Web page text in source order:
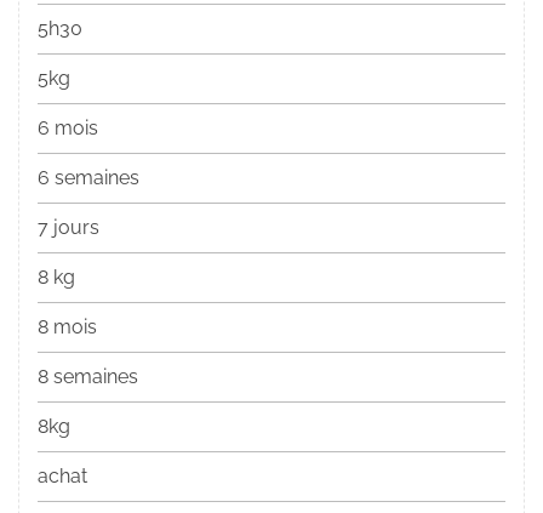
5h30
5kg
6 mois
6 semaines
7 jours
8 kg
8 mois
8 semaines
8kg
achat